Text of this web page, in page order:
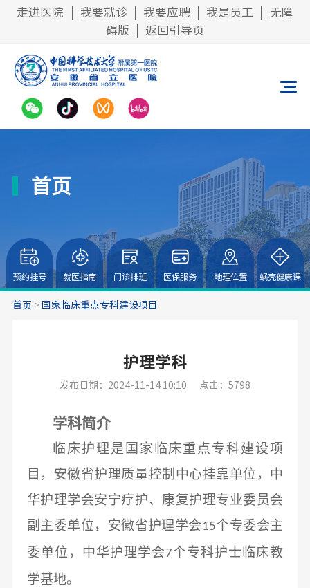
走进医院 我要就诊 我要应聘 我是员工
无障
碍版
返回引导页
首页
预约挂号 就医指南 门诊排班 医保服务 地理位置 蜗壳健康课
首页 > 国家临床重点专科建设项目
护理学科
发布日期：2024-11-14 10:10 点击：5798
学科简介
临床护理是国家临床重点专科建设项
目，安徽省护理质量控制中心挂靠单位，中
华护理学会安宁疗护、康复护理专业委员会
副主委单位，安徽省护理学会 15个专委会主
委单位，中华护理学会7个专科护士临床教
学基地。